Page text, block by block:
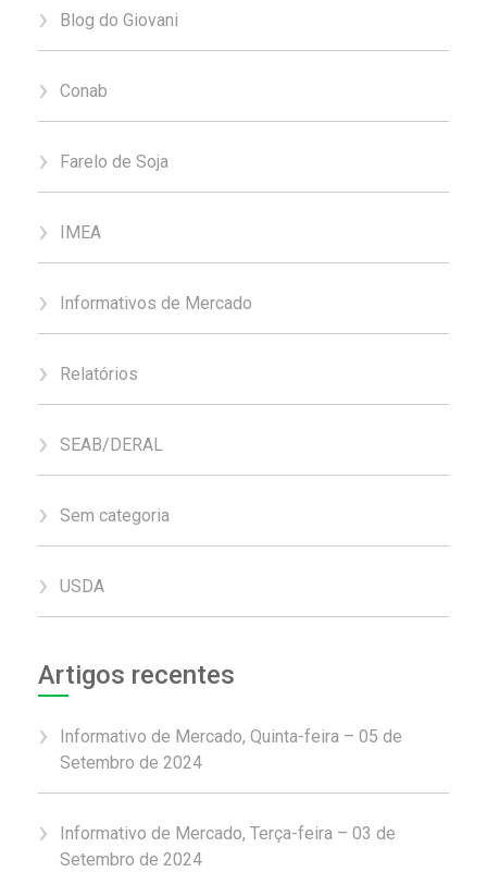
Blog do Giovani
Conab
Farelo de Soja
IMEA
Informativos de Mercado
Relatórios
SEAB/DERAL
Sem categoria
USDA
Artigos recentes
Informativo de Mercado, Quinta-feira – 05 de
Setembro de 2024
Informativo de Mercado, Terça-feira – 03 de
Setembro de 2024